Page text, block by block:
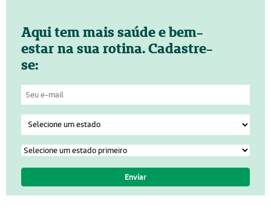
Aqui tem mais saúde e bem-
estar na sua rotina. Cadastre-
se: